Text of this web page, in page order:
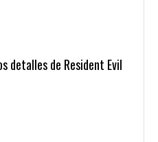
detalles de Resident Evil